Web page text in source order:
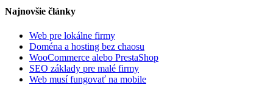
Najnovšie články
Web pre lokálne firmy
Doména a hosting bez chaosu
WooCommerce alebo PrestaShop
SEO základy pre malé firmy
Web musí fungovať na mobile